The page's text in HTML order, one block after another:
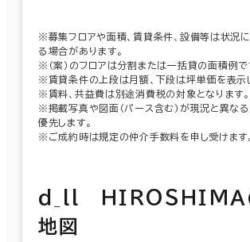
※募集フロアや面積、賃貸条件、設備等は状況
る場合があります。
※（案）のフロアは分割または一括貸の面積例で
※賃貸条件の上段は月額、下段は坪単価を表示し
※賃料、共益費は別途消費税の対象となります。
※掲載写真や図面（パース含む）が現況と異な
優先します。
※ご成約時は規定の仲介手数料を申し受けます。
ｄ_ll ＨＩＲＯＳＨＩＭ
地図